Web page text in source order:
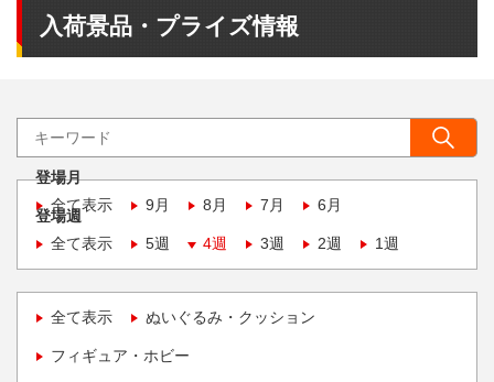
入荷景品・プライズ情報
登場月
全て表示
9月 8月 7月 6月
登場週
全て表示
5週 4週 3週 2週 1週
全て表示 ぬいぐるみ・クッション
フィギュア・ホビー